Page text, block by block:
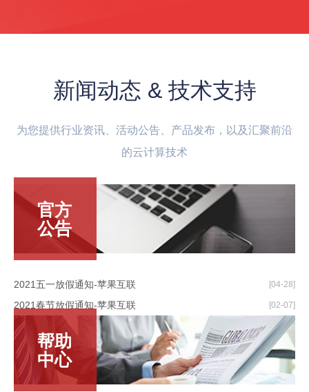
新闻动态 & 技术支持
为您提供行业资讯、活动公告、产品发布，以及汇聚前沿
的云计算技术
官方
公告
[04-28]
2021五一放假通知-苹果互联
[02-07]
2021春节放假通知-苹果互联
帮助
中心